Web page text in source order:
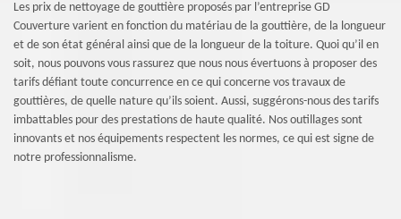
Les prix de nettoyage de gouttière proposés par l’entreprise GD
Couverture varient en fonction du matériau de la gouttière, de la longueur
et de son état général ainsi que de la longueur de la toiture. Quoi qu’il en
soit, nous pouvons vous rassurez que nous nous évertuons à proposer des
tarifs défiant toute concurrence en ce qui concerne vos travaux de
gouttières, de quelle nature qu’ils soient. Aussi, suggérons-nous des tarifs
imbattables pour des prestations de haute qualité. Nos outillages sont
innovants et nos équipements respectent les normes, ce qui est signe de
notre professionnalisme.